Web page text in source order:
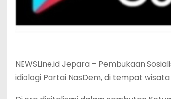
NEWSLine.id Jepara – Pembukaan
idiologi Partai NasDem, di tempat